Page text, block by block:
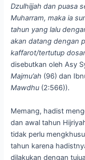
Dzulhijjah dan puasa
Muharram, maka ia
tahun yang lalu
akan datang dengan
kaffarot/tertutup
disebutkan oleh Asy
Majmu’ah (96) dan
Mawdhu (2:566)).
Memang, hadist
dan awal tahun
tidak perlu
tahun karena
dilakukan dengan